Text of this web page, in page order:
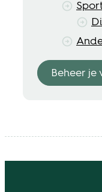
Beheer je